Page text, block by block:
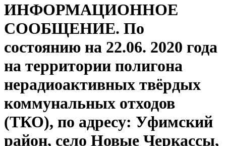
ИНФОРМАЦИОННОЕ
СООБЩЕНИЕ. По
состоянию на 22.06. 2020 года
на территории полигона
нерадиоактивных твёрдых
коммунальных отходов
(ТКО), по адресу: Уфимский
район, село Новые Черкассы,